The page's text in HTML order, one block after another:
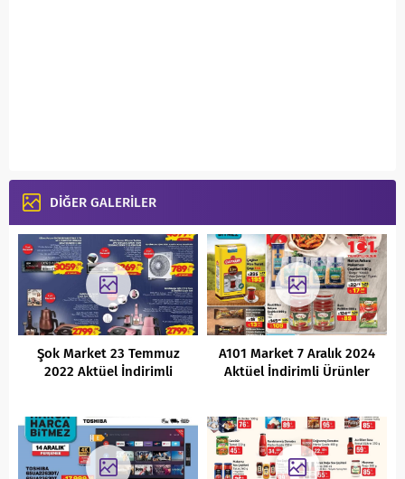
DİĞER GALERİLER
Şok Market 23 Temmuz
2022 Aktüel İndirimli
A101 Market 7 Aralık 2024
Aktüel İndirimli Ürünler